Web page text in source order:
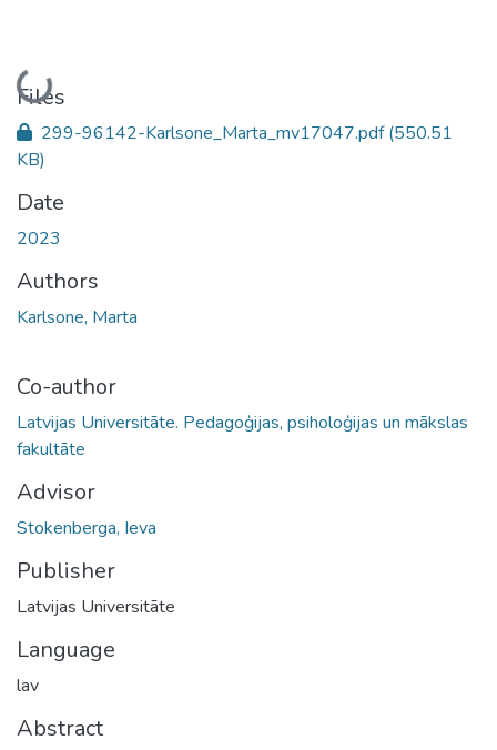
Loading...
Files
299-96142-Karlsone_Marta_mv17047.pdf(550.51
KB)
Date
2023
Authors
Karlsone, Marta
Co-author
Latvijas Universitāte. Pedagoģijas, psiholoģijas un mākslas
fakultāte
Advisor
Stokenberga, Ieva
Publisher
Latvijas Universitāte
Language
lav
Abstract